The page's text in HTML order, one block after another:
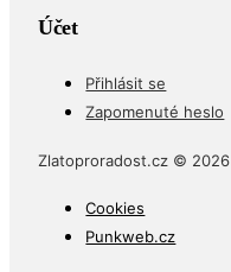
Účet
Přihlásit se
Zapomenuté heslo
Zlatoproradost.cz © 2026
Cookies
Punkweb.cz